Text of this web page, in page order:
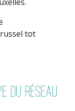
tot
du Réseau